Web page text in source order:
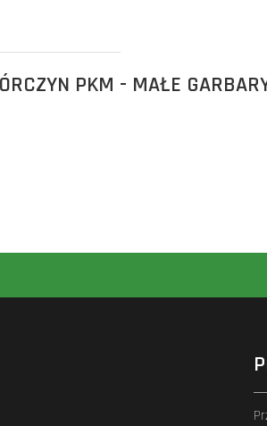
PKM - MAŁE